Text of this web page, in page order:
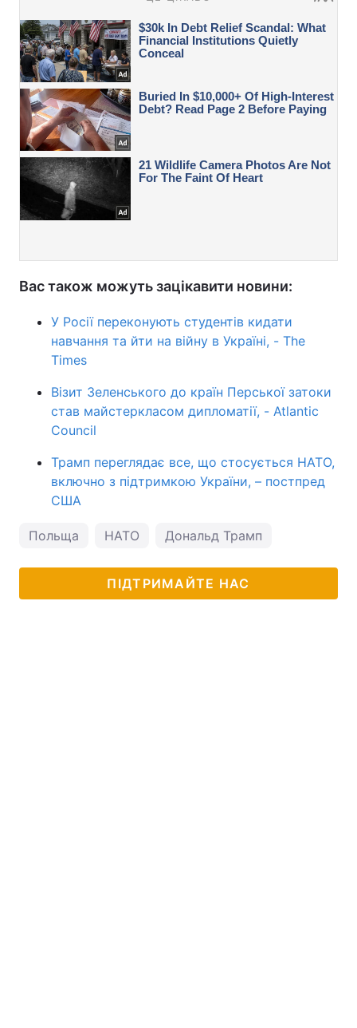
Вас також можуть зацікавити новини:
У Росії переконують студентів кидати
навчання та йти на війну в Україні, - The
Times
Візит Зеленського до країн Перської затоки
став майстеркласом дипломатії, - Atlantic
Council
Трамп переглядає все, що стосується НАТО,
включно з підтримкою України, – постпред
США
Польща НАТО Дональд Трамп
ПІДТРИМАЙТЕ НАС